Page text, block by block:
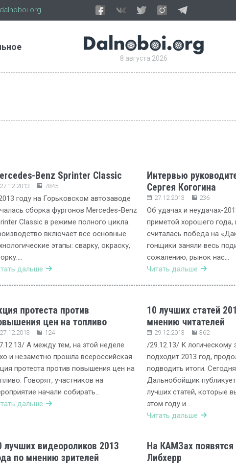
8 августа 2026
Benz Sprinter Classic
27.12.2013 7845
году на Горьковском автозаводе
сборка фургонов Mercedes-Benz
Classic в режиме полного цикла.
включает все основные
этапы: сварку, окраску,
дальше
Интервью
Сергея Когогина
27.12.2013 236
Об удачах и неудачах-
приметой хорошего года,
считалась победа на
гонщики заняли весь
сожалению, рынок нас…
Читать дальше
протеста против
цен на топливо
27.12.2013 124
А между тем, на этой неделе
и незаметно прошла всероссийская
протеста против повышения цен на
Говорят, участников на
начали собирать…
дальше
10 лучших статей
мнению читателей
29.12.2013 362
/29.12.13/ К логическому
подходит 2013 год,
подводить итоги.
Дальнобойщик
лучших статей, которые
этом году и…
Читать дальше
лучших видеороликов 2013
по мнению зрителей
На КАМЗах
Либхерр